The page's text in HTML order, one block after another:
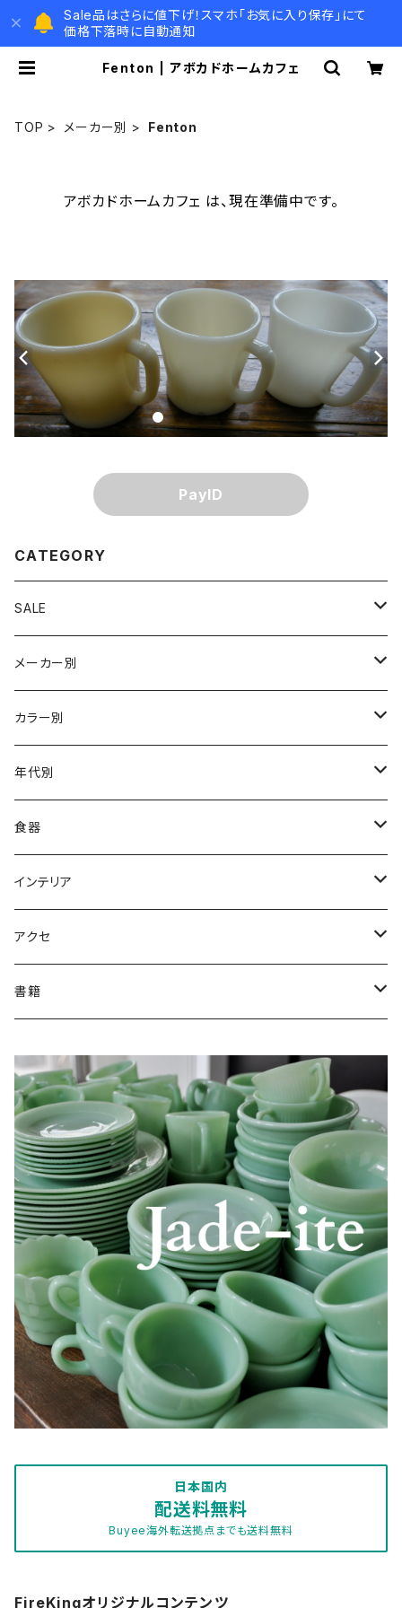
Sale品はさらに値下げ！スマホ「お気に入り保存」にて
価格下落時に自動通知
Fenton | アボカドホームカフェ
TOP メーカー別 Fenton
アボカドホームカフェ は、現在準備中です。
PayID
CATEGORY
SALE
単品割引
訳あり値引き
まとめ販売値引き
メーカー別
Akro Agate（Alley/Vitro他）
Anchor Hocking/Fire-King
Ad・Character Print
Bubble
Kimberly
Moonstone
Philbe
Restaurant Wear
Shell
Swirl
Others
Ball corporation/Mason Jar
CORNING/Pyrex
Fenton
Hazel Atlas
Jeannette/Glasbake
MacBETH-EVANS
McKee Glass Company
Sara coventry
Japan
カラー別
アイボリー
アズライト
イエロー
ヴィトロック
オーロラ
クリア/クリスタル
ゴールド/ピーチラスター
サファイアブルー
ジェダイ/ジェード
ターコイズブルー
ピンク
フォレストグリーン
年代別
1890-1910年代
1910-20年代
1930-40年代
1950-60年代
1990年代〜
食器
皿
ボウル
マグ
Dハンドルマグ
スタッキングマグ
その他
グラス
容器
インテリア
花瓶
小物入れ
ビー玉・ミニチュア
アンティークビー玉
ミニチュア品
店舗インテリア
アクセ
ブローチ
ケース
書籍
絵本/コミック
日本国内
配送料無料
Buyee海外転送拠点までも送料無料
FireKingオリジナルコンテンツ